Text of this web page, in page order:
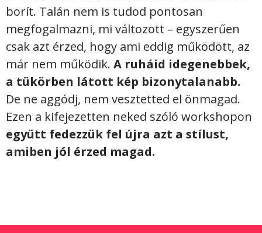
borít. Talán nem is tudod pontosan
megfogalmazni, mi változott – egyszerűen
csak azt érzed, hogy ami eddig működött, az
már nem működik. A ruháid idegenebbek,
a tükörben látott kép bizonytalanabb.
De ne aggódj, nem vesztetted el önmagad.
Ezen a kifejezetten neked szóló workshopon
együtt fedezzük fel újra azt a stílust,
amiben jól érzed magad.